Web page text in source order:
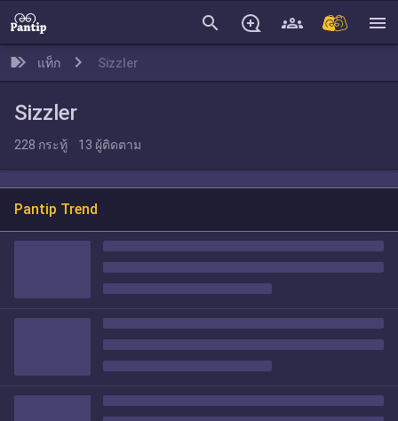
search menu
แท็ก Sizzler
Sizzler
228 กระทู้ 13 ผู้ติดตาม
Pantip Trend